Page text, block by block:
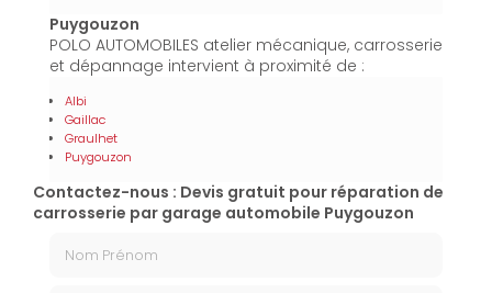
Puygouzon
POLO AUTOMOBILES atelier mécanique, carrosserie
et dépannage intervient à proximité de :
Albi
Gaillac
Graulhet
Puygouzon
Contactez-nous : Devis gratuit pour réparation de
carrosserie par garage automobile Puygouzon